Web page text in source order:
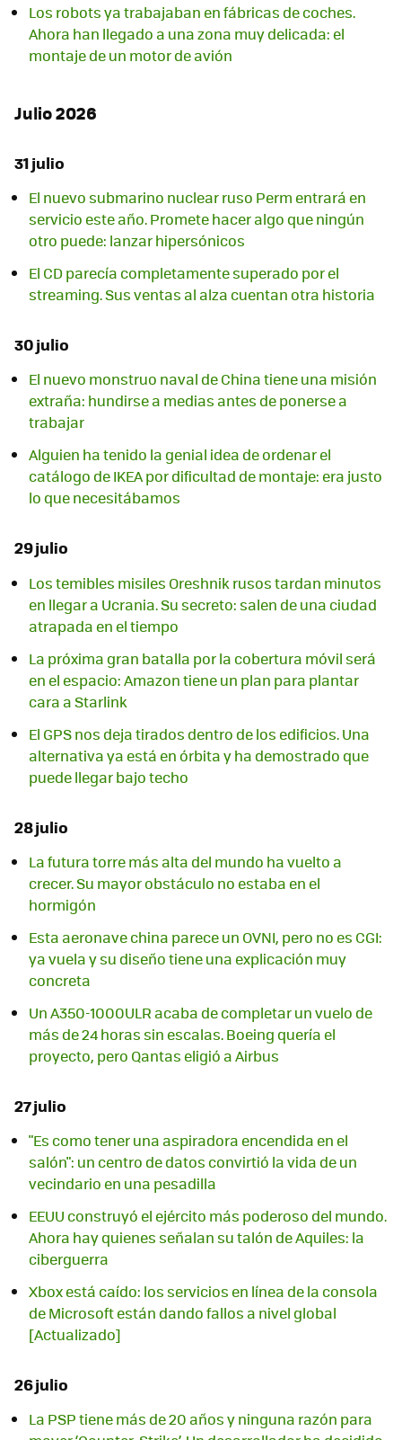
Los robots ya trabajaban en fábricas de coches.
Ahora han llegado a una zona muy delicada: el
montaje de un motor de avión
Julio 2026
31 julio
El nuevo submarino nuclear ruso Perm entrará en
servicio este año. Promete hacer algo que ningún
otro puede: lanzar hipersónicos
El CD parecía completamente superado por el
streaming. Sus ventas al alza cuentan otra historia
30 julio
El nuevo monstruo naval de China tiene una misión
extraña: hundirse a medias antes de ponerse a
trabajar
Alguien ha tenido la genial idea de ordenar el
catálogo de IKEA por dificultad de montaje: era justo
lo que necesitábamos
29 julio
Los temibles misiles Oreshnik rusos tardan minutos
en llegar a Ucrania. Su secreto: salen de una ciudad
atrapada en el tiempo
La próxima gran batalla por la cobertura móvil será
en el espacio: Amazon tiene un plan para plantar
cara a Starlink
El GPS nos deja tirados dentro de los edificios. Una
alternativa ya está en órbita y ha demostrado que
puede llegar bajo techo
28 julio
La futura torre más alta del mundo ha vuelto a
crecer. Su mayor obstáculo no estaba en el
hormigón
Esta aeronave china parece un OVNI, pero no es CGI:
ya vuela y su diseño tiene una explicación muy
concreta
Un A350-1000ULR acaba de completar un vuelo de
más de 24 horas sin escalas. Boeing quería el
proyecto, pero Qantas eligió a Airbus
27 julio
"Es como tener una aspiradora encendida en el
salón": un centro de datos convirtió la vida de un
vecindario en una pesadilla
EEUU construyó el ejército más poderoso del mundo.
Ahora hay quienes señalan su talón de Aquiles: la
ciberguerra
Xbox está caído: los servicios en línea de la consola
de Microsoft están dando fallos a nivel global
[Actualizado]
26 julio
La PSP tiene más de 20 años y ninguna razón para